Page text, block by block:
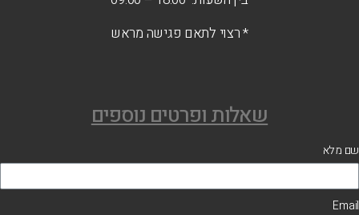
* רצוי לתאם פגישה מראש
שאלות ופרטים נוספים
מלא